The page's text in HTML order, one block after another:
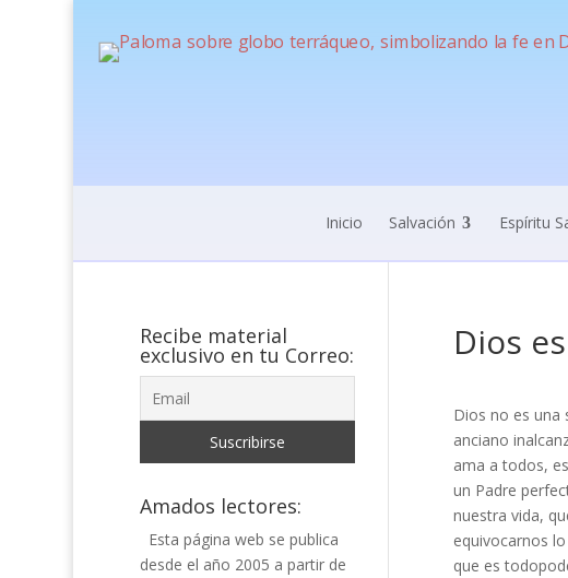
Inicio Salvación Espíritu
Dios
Dios no es una
anciano
ama a todos,
un Padre
nuestra vida,
equivocarnos
que es
Recibe material
exclusivo en tu Correo:
Amados lectores:
Esta página web se publica
desde el año 2005 a partir de